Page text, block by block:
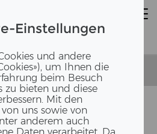
Einstellungen
und andere
um Ihnen die
beim Besuch
zu bieten und diese
Mit den
uns sowie von
anderem auch
Lettenwiese